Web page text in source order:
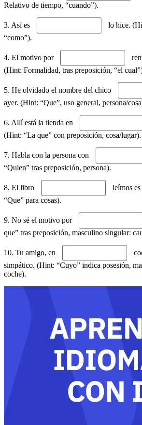
Relativo de tiempo, “cuando”).
3. Así es
lo hice.
“como”).
4. El motivo por
(Hint: Formalidad, tras preposición, “el
5. He olvidado el nombre del chico
ayer. (Hint: “Que”, uso general, persona/
6. Allí está la tienda en
(Hint: “La que” con preposición, cosa/lugar).
7. Habla con la persona con
“Quien” tras preposición, persona).
8. El libro
leímos
“Que” para cosas).
9. No sé el motivo por
que” tras preposición, masculino singular:
10. Tu amigo, en
simpático. (Hint: “Cuyo” indica posesión,
coche).